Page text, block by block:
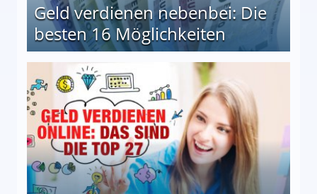
Geld verdienen nebenbei: Die
besten 16 Möglichkeiten